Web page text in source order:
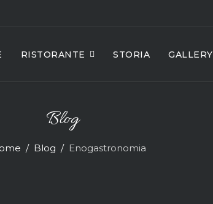
RISTORANTE STORIA GALLERY
Blog
Blog Enogastronomia